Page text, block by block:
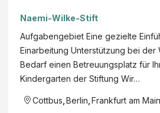
Naemi-Wilke-Stift
Aufgabengebiet Eine gezielte
Einarbeitung Unterstützung bei der
Bedarf einen Betreuungsplatz für
Kindergarten der Stiftung Wir…
Cottbus Berlin Frankfurt am Main